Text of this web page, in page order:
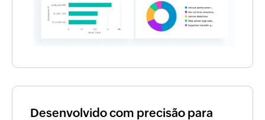
Desenvolvido com precisão para